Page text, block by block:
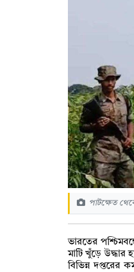
পাটক্ষেত
ভারতের
মাটি খুঁড়ে উদ্ধার
বিভিন্ন দপ্তরের